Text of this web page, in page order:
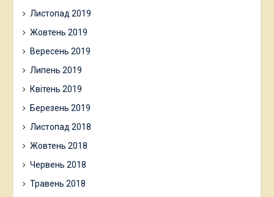
Листопад 2019
Жовтень 2019
Вересень 2019
Липень 2019
Квітень 2019
Березень 2019
Листопад 2018
Жовтень 2018
Червень 2018
Травень 2018